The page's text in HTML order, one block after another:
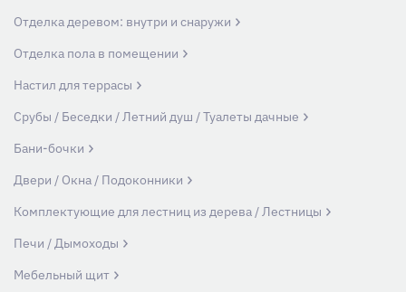
Отделка деревом: внутри и снаружи
Отделка пола в помещении
Настил для террасы
Срубы / Беседки / Летний душ / Туалеты дачные
Бани-бочки
Двери / Окна / Подоконники
Комплектующие для лестниц из дерева / Лестницы
Печи / Дымоходы
Мебельный щит